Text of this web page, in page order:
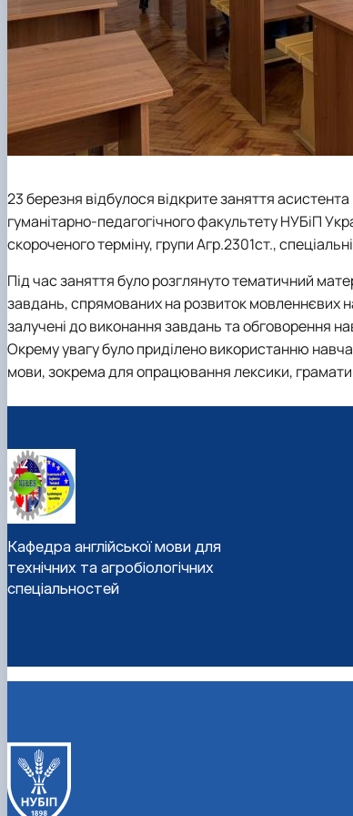
23 березня відбулося відкрите заняття
гуманітарно-педагогічного факультету НУБіП
скороченого терміну, групи Агр.2301ст.,
Під час заняття було розглянуто тематичний
завдань, спрямованих на розвиток мовленнєвих
залучені до виконання завдань та обговорення
Окрему увагу було приділено використанню
мови, зокрема для опрацювання лексики,
Кафедра англійської мови для
технічних та агробіологічних
спеціальностей